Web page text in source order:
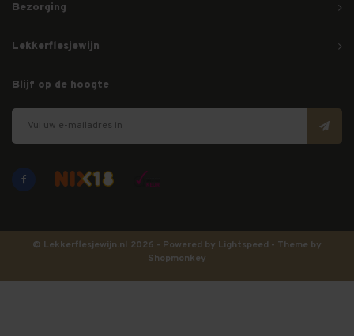
Bezorging
Lekkerflesjewijn
Blijf op de hoogte
© Lekkerflesjewijn.nl 2026 - Powered by Lightspeed - Theme by
Shopmonkey